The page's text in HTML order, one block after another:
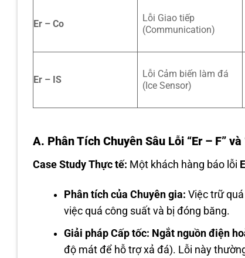
Er – Co
Lỗi Giao tiếp
(Communication)
Er – IS
Lỗi Cảm biến làm đá
(Ice Sensor)
A. Phân Tích Chuyên Sâu Lỗi “Er – F” và
Case Study Thực tế: Một khách hàng báo lỗi
Phân tích của Chuyên gia: Việc trữ
việc quá công suất và bị đóng băng.
Giải pháp Cấp tốc: Ngắt nguồn điện
độ mát để hỗ trợ xả đá). Lỗi này